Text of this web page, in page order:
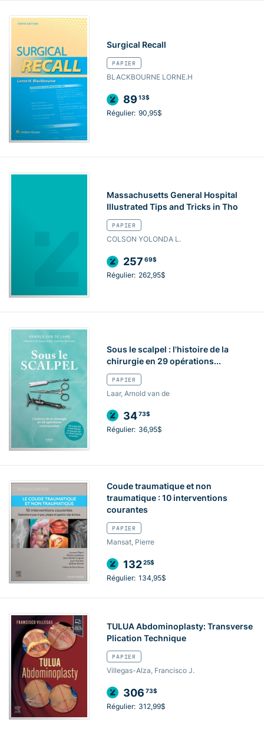
Surgical Recall
PAPIER
BLACKBOURNE LORNE.H
89 13$
Régulier: 90,95$
Massachusetts General Hospital
Illustrated Tips and Tricks in Tho
PAPIER
COLSON YOLONDA L.
257 69$
Régulier: 262,95$
Sous le scalpel : l'histoire de la
chirurgie en 29 opérations...
PAPIER
Laar, Arnold van de
3473$
Régulier: 36,95$
Coude traumatique et non
traumatique : 10 interventions
courantes
PAPIER
Mansat, Pierre
13225$
Régulier: 134,95$
TULUA Abdominoplasty: Transverse
Plication Technique
PAPIER
Villegas-Alza, Francisco J.
306 73$
Régulier: 312,99$